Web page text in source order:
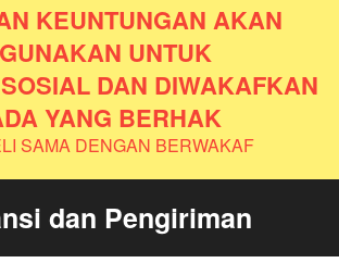
KEUNTUNGAN AKAN
UNTUK
DAN DIWAKAFKAN
YANG BERHAK
SAMA DENGAN BERWAKAF
dan Pengiriman